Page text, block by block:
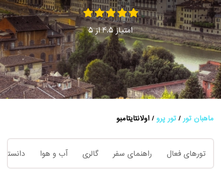
امتیاز4.5از5
ماهبان تور تور پرو اولانتایتامبو
تورهای فعال راهنمای سفر گالری آب و هوا